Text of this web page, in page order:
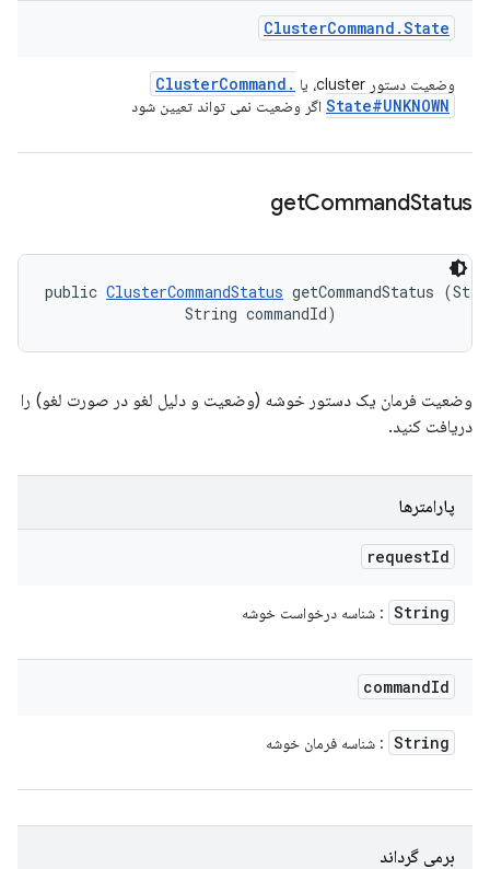
ClusterCommand .State
وضعیت دستور cluster، یا ClusterCommand .
State#UNKNOWN اگر وضعیت نمی تواند تعیین شود
getCommandStatus
public ClusterCommandStatus getCommandStatus
                String commandId)
وضعیت فرمان یک دستور خوشه (وضعیت و دلیل لغو در صورت لغو) را
دریافت کنید.
پارامترها
requestId
String : شناسه درخواست خوشه
commandId
String : شناسه فرمان خوشه
برمی گرداند